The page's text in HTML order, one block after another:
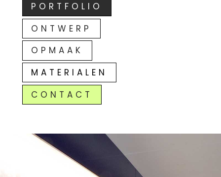
PORTFOLIO
ONTWERP
OPMAAK
MATERIALEN
CONTACT